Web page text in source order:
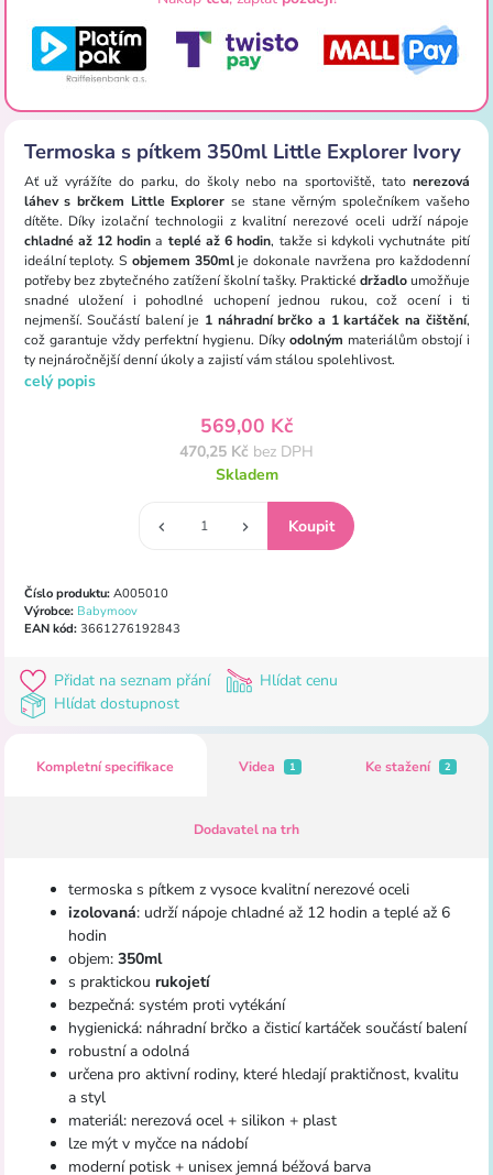
Termoska s pítkem 350ml Little Explorer Ivory
Ať už vyrážíte do parku, do školy nebo na sportoviště, tato nerezová
láhev s brčkem Little Explorer se stane věrným společníkem vašeho
dítěte. Díky izolační technologii z kvalitní nerezové oceli udrží nápoje
chladné až 12 hodin a teplé až 6 hodin, takže si kdykoli vychutnáte pití
ideální teploty. S objemem 350mlje dokonale navržena pro každodenní
potřeby bez zbytečného zatížení školní tašky. Praktické držadloumožňuje
snadné uložení i pohodlné uchopení jednou rukou, což ocení i ti
nejmenší. Součástí balení je 1 náhradní brčko a 1 kartáček na čištění,
což garantuje vždy perfektní hygienu. Díky odolným materiálům obstojí i
ty nejnáročnější denní úkoly a zajistí vám stálou spolehlivost.
celý popis
569,00 Kč
470,25 Kč bez DPH
Skladem
Číslo produktu:A005010
Výrobce: Babymoov
EAN kód:3661276192843
Přidat na seznam přání
Hlídat cenu
Hlídat dostupnost
Kompletní specifikace Videa 1 Ke stažení 2
Dodavatel na trh
termoska s pítkem z vysoce kvalitní nerezové oceli
izolovaná: udrží nápoje chladné až 12 hodin a teplé až 6
hodin
objem: 350ml
s praktickou rukojetí
bezpečná: systém proti vytékání
hygienická: náhradní brčko a čisticí kartáček součástí balení
robustní a odolná
určena pro aktivní rodiny, které hledají praktičnost, kvalitu
a styl
materiál: nerezová ocel + silikon + plast
lze mýt v myčce na nádobí
moderní potisk + unisex jemná béžová barva